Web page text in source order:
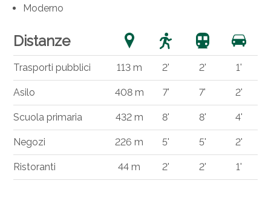
Moderno
Distanze
Trasporti pubblici 113 m 2' 2' 1'
Asilo 408 m 7' 7' 2'
Scuola primaria 432 m 8' 8' 4'
Negozi 226 m 5' 5' 2'
Ristoranti 44 m 2' 2' 1'